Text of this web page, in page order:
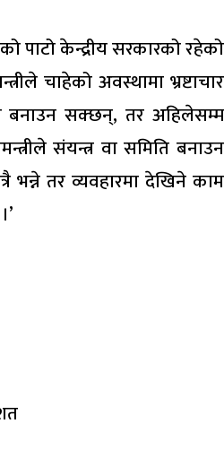
पाटो केन्द्रीय सरकारको रहेको
चाहेको अवस्थामा भ्रष्टाचार
बनाउन सक्छन्, तर अहिलेसम्म
संयन्त्र वा समिति बनाउन
भन्ने तर व्यवहारमा देखिने काम